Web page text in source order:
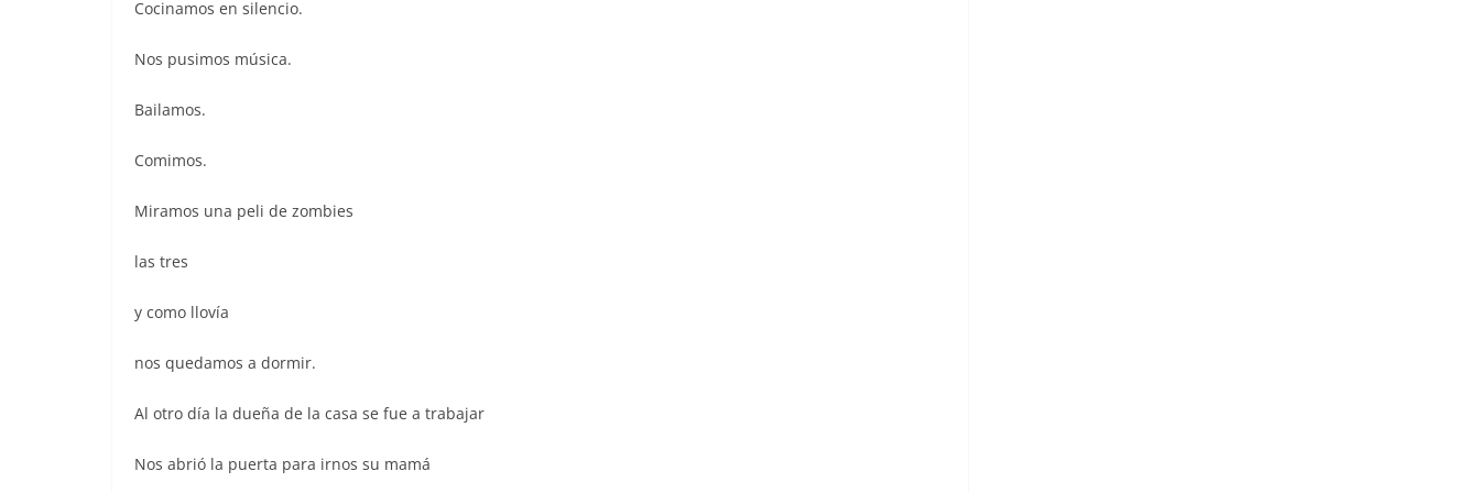
Cocinamos en silencio.
Nos pusimos música.
Bailamos.
Comimos.
Miramos una peli de zombies
las tres
y como llovía
nos quedamos a dormir.
Al otro día la dueña de la casa se fue a trabajar
Nos abrió la puerta para irnos su mamá